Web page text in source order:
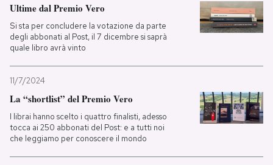
Ultime dal Premio Vero
Si sta per concludere la votazione da parte
degli abbonati al Post, il 7 dicembre si saprà
quale libro avrà vinto
11/7/2024
La “shortlist” del Premio Vero
I librai hanno scelto i quattro finalisti, adesso
tocca ai 250 abbonati del Post: e a tutti noi
che leggiamo per conoscere il mondo